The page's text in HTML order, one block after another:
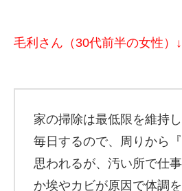
毛利さん（30代前半の女性）↓
家の掃除は最低限を維持
毎日するので、周りから
思われるが、汚い所で仕
か埃やカビが原因で体調